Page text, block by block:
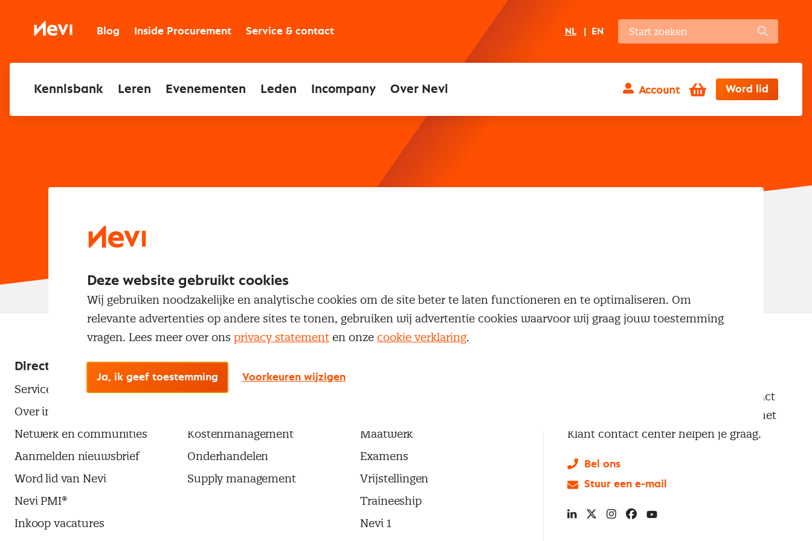
inhoudNevi Blog Inside Procurement Service & contact NL EN
Kennisbank Leren Evenementen Leden Incompany Over Nevi Account Winkelwagen
Word lid
Direct naar
Service & contact
Over inkoop
Netwerk en communities
Aanmelden nieuwsbrief
Word lid van Nevi
Nevi PMI®
Inkoop vacatures
Populaire thema's
Aanbesteden
Kostenmanagement
Onderhandelen
Supply management
Maatwerk
Examens
Vrijstellingen
Traineeship
Nevi 1
Vragen of opmerkingen? Neem contact
met ons op. Onze professionals van het
Klant contact center helpen je graag.
Bel ons
Stuur een e-mail
LinkedIn
X Instagram
Facebook
YouTube
Deze website gebruikt cookies
Wij gebruiken noodzakelijke en analytische cookies om de site beter te laten functioneren en te optimaliseren. Om
relevante advertenties op andere sites te tonen, gebruiken wij advertentie cookies waarvoor wij graag jouw toestemming
vragen. Lees meer over ons privacy statement en onze cookie verklaring.
Ja, ik geef toestemming Voorkeuren wijzigen